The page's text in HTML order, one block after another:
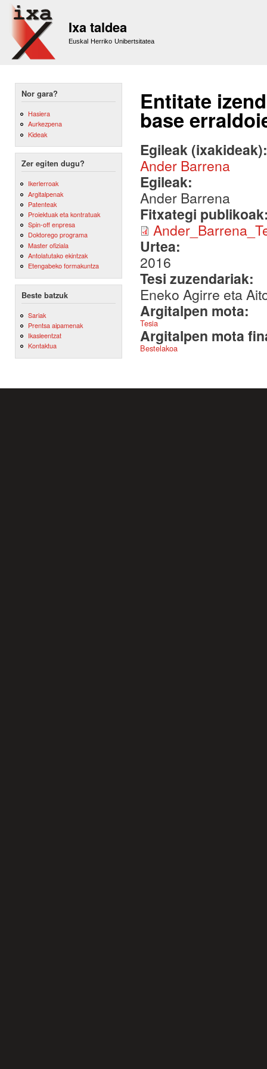
Ixa taldea
Euskal Herriko Unibertsitatea
Nor gara?
Hasiera
Aurkezpena
Kideak
Zer egiten dugu?
Ikerlerroak
Argitalpenak
Patenteak
Proiektuak eta kontratuak
Spin-off enpresa
Doktorego programa
Master ofiziala
Antolatutako ekintzak
Etengabeko formakuntza
Beste batzuk
Sariak
Prentsa aipamenak
Ikasleentzat
Kontaktua
Entitate
base
Egileak
Ander Barrena
Egileak:
Ander Barrena
Fitxategi
Urtea:
2016
Tesi zuzendariak:
Eneko Agirre eta
Argitalpen mota:
Tesia
Argitalpen mota
Bestelakoa